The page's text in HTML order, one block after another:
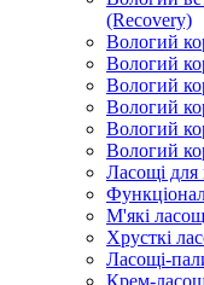
(Recovery)
Вологий
Вологий
Вологий
Вологий
Вологий
Вологий
Ласощі для
М'які
Хрусткі
Ласощі-
Крем-